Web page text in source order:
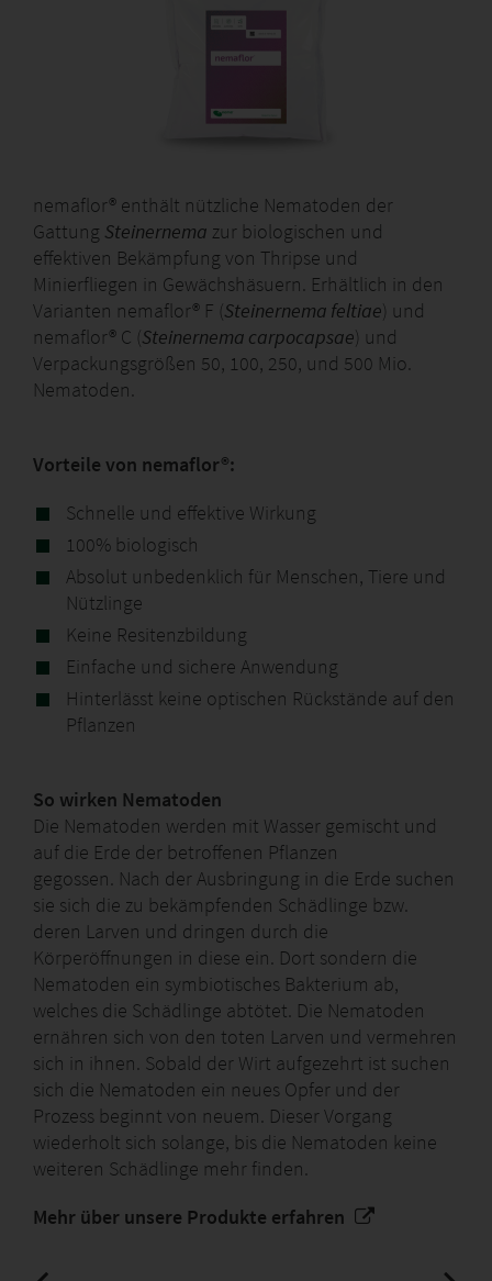
nemaflor® enthält nützliche Nematoden der
Gattung Steinernema zur biologischen und
effektiven Bekämpfung von Thripse und
Minierfliegen in Gewächshäsuern. Erhältlich in den
Varianten nemaflor® F (Steinernema feltiae) und
nemaflor® C (Steinernema carpocapsae) und
Verpackungsgrößen 50, 100, 250, und 500 Mio.
Nematoden.
Vorteile von nemaflor®:
Schnelle und effektive Wirkung
100% biologisch
Absolut unbedenklich für Menschen, Tiere und
Nützlinge
Keine Resitenzbildung
Einfache und sichere Anwendung
Hinterlässt keine optischen Rückstände auf den
Pflanzen
So wirken Nematoden
Die Nematoden werden mit Wasser gemischt und
auf die Erde der betroffenen Pflanzen
gegossen. Nach der Ausbringung in die Erde suchen
sie sich die zu bekämpfenden Schädlinge bzw.
deren Larven und dringen durch die
Körperöffnungen in diese ein. Dort sondern die
Nematoden ein symbiotisches Bakterium ab,
welches die Schädlinge abtötet. Die Nematoden
ernähren sich von den toten Larven und vermehren
sich in ihnen. Sobald der Wirt aufgezehrt ist suchen
sich die Nematoden ein neues Opfer und der
Prozess beginnt von neuem. Dieser Vorgang
wiederholt sich solange, bis die Nematoden keine
weiteren Schädlinge mehr finden.
Mehr über unsere Produkte erfahren